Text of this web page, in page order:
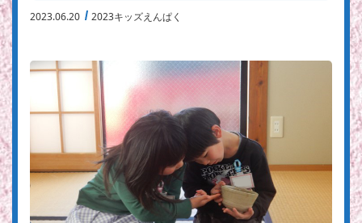
2023.06.20 2023キッズえんぱく